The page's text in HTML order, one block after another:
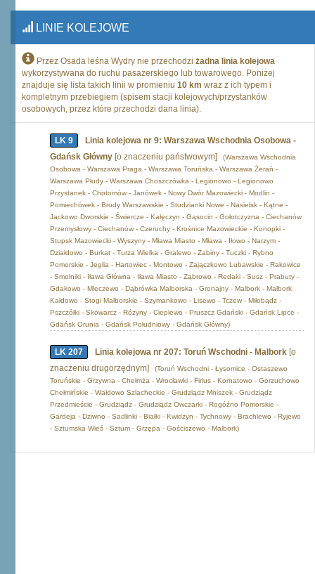
LINIE KOLEJOWE
Przez Osada leśna Wydry nie przechodzi żadna linia kolejowa
wykorzystywana do ruchu pasażerskiego lub towarowego. Poniżej
znajduje się lista takich linii w promieniu 10 km wraz z ich typem i
kompletnym przebiegiem (spisem stacji kolejowych/przystanków
osobowych, przez które przechodzi dana linia).
LK 9
Linia kolejowa nr 9: Warszawa Wschodnia Osobowa -
Gdańsk Główny [o znaczeniu państwowym]
(Warszawa Wschodnia
Osobowa - Warszawa Praga - Warszawa Toruńska - Warszawa Żerań -
Warszawa Płudy - Warszawa Choszczówka - Legionowo - Legionowo
Przystanek - Chotomów - Janówek - Nowy Dwór Mazowiecki - Modlin -
Pomiechówek - Brody Warszawskie - Studzianki Nowe - Nasielsk - Kątne -
Jackowo Dworskie - Świercze - Kałęczyn - Gąsocin - Gołotczyzna - Ciechanów
Przemysłowy - Ciechanów - Czeruchy - Krośnice Mazowieckie - Konopki -
Stupsk Mazowiecki - Wyszyny - Mława Miasto - Mława - Iłowo - Narzym -
Działdowo - Burkat - Turza Wielka - Gralewo - Żabiny - Tuczki - Rybno
Pomorskie - Jeglia - Hartowiec - Montowo - Zajączkowo Lubawskie - Rakowice
- Smolniki - Iława Główna - Iława Miasto - Ząbrowo - Redaki - Susz - Prabuty -
Gdakowo - Mleczewo - Dąbrówka Malborska - Gronajny - Malbork - Malbork
Kałdowo - Stogi Malborskie - Szymankowo - Lisewo - Tczew - Miłobądz -
Pszczółki - Skowarcz - Różyny - Cieplewo - Pruszcz Gdański - Gdańsk Lipce -
Gdańsk Orunia - Gdańsk Południowy - Gdańsk Główny)
LK 207 Linia kolejowa nr 207: Toruń Wschodni - Malbork [o
znaczeniu drugorzędnym]
(Toruń Wschodni - Łysomice - Ostaszewo
Toruńskie - Grzywna - Chełmża - Wrocławki - Firlus - Kornatowo - Gorzuchowo
Chełmińskie - Wałdowo Szlacheckie - Grudziądz Mniszek - Grudziądz
Przedmieście - Grudziądz - Grudziądz Owczarki - Rogóźno Pomorskie -
Gardeja - Dziwno - Sadlinki - Białki - Kwidzyn - Tychnowy - Brachlewo - Ryjewo
- Sztumska Wieś - Sztum - Grzępa - Gościszewo - Malbork)